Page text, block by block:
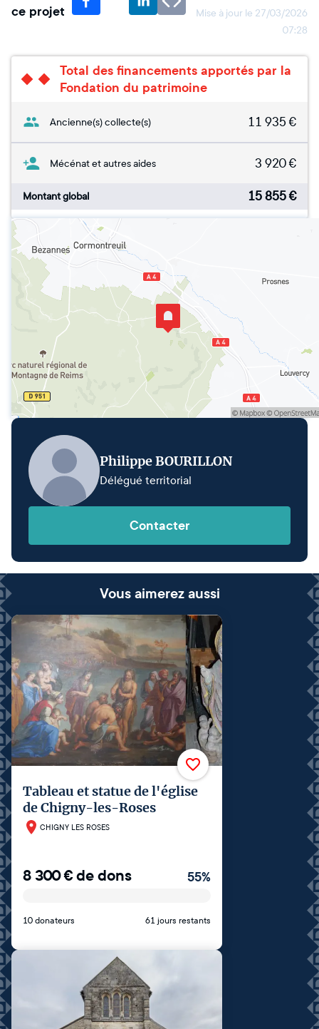
ce projet Mise à jour le 27/03/2026
07:28
Total des financements apportés par la
Fondation du patrimoine
Ancienne(s) collecte(s) 11 935 €
Mécénat et autres aides 3 920€
Montant global 15 855€
Philippe BOURILLON
Délégué territorial
Contacter
Vous aimerez aussi
Tableau et statue de l'église
de Chigny-les-Roses
CHIGNY LES ROSES
8 300€de dons 55%
10 donateurs 61 jours restants